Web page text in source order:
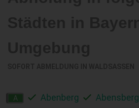
A Abenberg Abensberg